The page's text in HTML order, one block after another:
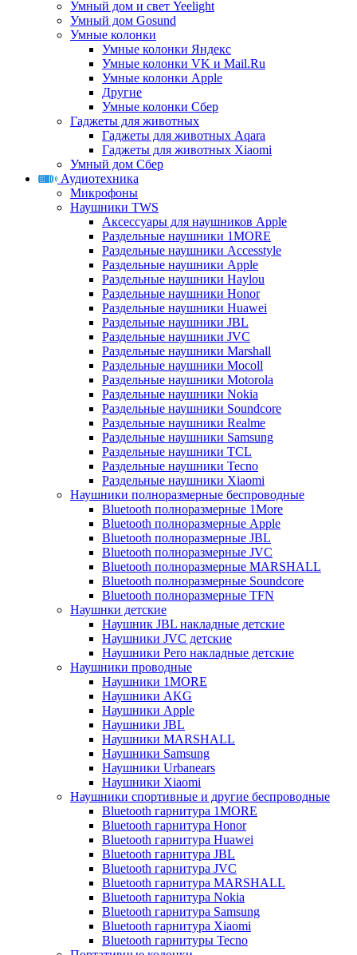
Умный дом и свет Yeelight
Умный дом Gosund
Умные колонки
Умные колонки Яндекс
Умные колонки VK и Mail.Ru
Умные колонки Apple
Другие
Умные колонки Сбер
Гаджеты для животных
Гаджеты для животных Aqara
Гаджеты для животных Xiaomi
Умный дом Сбер
Аудиотехника
Микрофоны
Наушники TWS
Аксессуары для наушников Apple
Раздельные наушники 1MORE
Раздельные наушники Accesstyle
Раздельные наушники Apple
Раздельные наушники Haylou
Раздельные наушники Honor
Раздельные наушники Huawei
Раздельные наушники JBL
Раздельные наушники JVC
Раздельные наушники Marshall
Раздельные наушники Mocoll
Раздельные наушники Motorola
Раздельные наушники Nokia
Раздельные наушники Soundcore
Раздельные наушники Realme
Раздельные наушники Samsung
Раздельные наушники TCL
Раздельные наушники Tecno
Раздельные наушники Xiaomi
Наушники полноразмерные беспроводные
Bluetooth полноразмерные 1More
Bluetooth полноразмерные Apple
Bluetooth полноразмерные JBL
Bluetooth полноразмерные JVC
Bluetooth полноразмерные MARSHALL
Bluetooth полноразмерные Soundcore
Bluetooth полноразмерные TFN
Наушнки детские
Наушник JBL накладные детские
Наушники JVC детские
Наушники Pero накладные детские
Наушники проводные
Наушники 1MORE
Наушники AKG
Наушники Apple
Наушники JBL
Наушники MARSHALL
Наушники Samsung
Наушники Urbanears
Наушники Xiaomi
Наушники спортивные и другие беспроводные
Bluetooth гарнитура 1MORE
Bluetooth гарнитура Honor
Bluetooth гарнитура Huawei
Bluetooth гарнитура JBL
Bluetooth гарнитура JVC
Bluetooth гарнитура MARSHALL
Bluetooth гарнитура Nokia
Bluetooth гарнитура Samsung
Bluetooth гарнитура Xiaomi
Bluetooth гарнитуры Tecno